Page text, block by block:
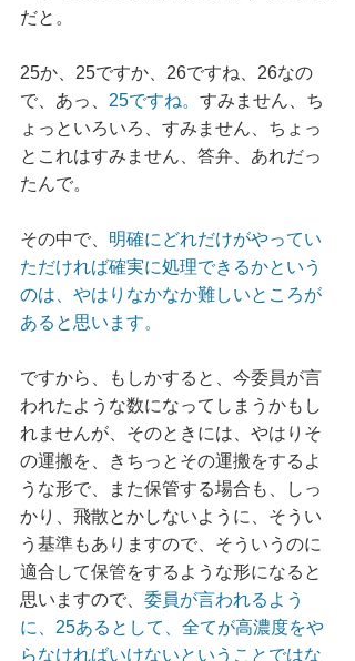
だと。
25か、25ですか、26ですね、26なの
で、あっ、 25ですね。 すみません、ち
ょっといろいろ、すみません、ちょっ
とこれはすみません、答弁、あれだっ
たんで。
その中で、 明確にどれだけがやってい
ただければ確実に処理できるかという
のは、やはりなかなか難しいところが
あると思います。
ですから、もしかすると、今委員が言
われたような数になってしまうかもし
れませんが、そのときには、やはりそ
の運搬を、きちっとその運搬をするよ
うな形で、また保管する場合も、しっ
かり、飛散とかしないように、そうい
う基準もありますので、そういうのに
適合して保管をするような形になると
思いますので、 委員が言われるよう
に、25あるとして、全てが高濃度をや
らなければいけないということではな